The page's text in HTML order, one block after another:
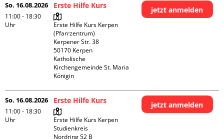
So. 16.08.2026
11:00 - 18:30
Uhr
Erste Hilfe Kurs
Erste Hilfe Kurs Kerpen
(Pfarrzentrum)
Kerpener Str. 38
50170 Kerpen
Katholische
Kirchengemeinde St. Maria
Königin
jetzt anmelden
So. 16.08.2026
11:00 - 18:30
Uhr
Erste Hilfe Kurs
Erste Hilfe Kurs Kerpen
Studienkreis
Nordring 52 B
jetzt anmelden